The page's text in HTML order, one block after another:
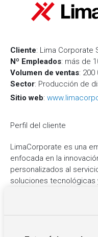
Cliente: Lima Corporate
Nº Empleados: más de
Volumen de ventas: 200
Sector: Producción de
Sitio web:
Perfil del cliente
LimaCorporate es una
enfocada en la
personalizados al
soluciones tecnológicas
mejorar los resultados
someten a cirugías de